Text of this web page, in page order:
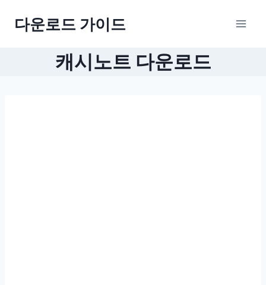
다운로드 가이드
캐시노트 다운로드